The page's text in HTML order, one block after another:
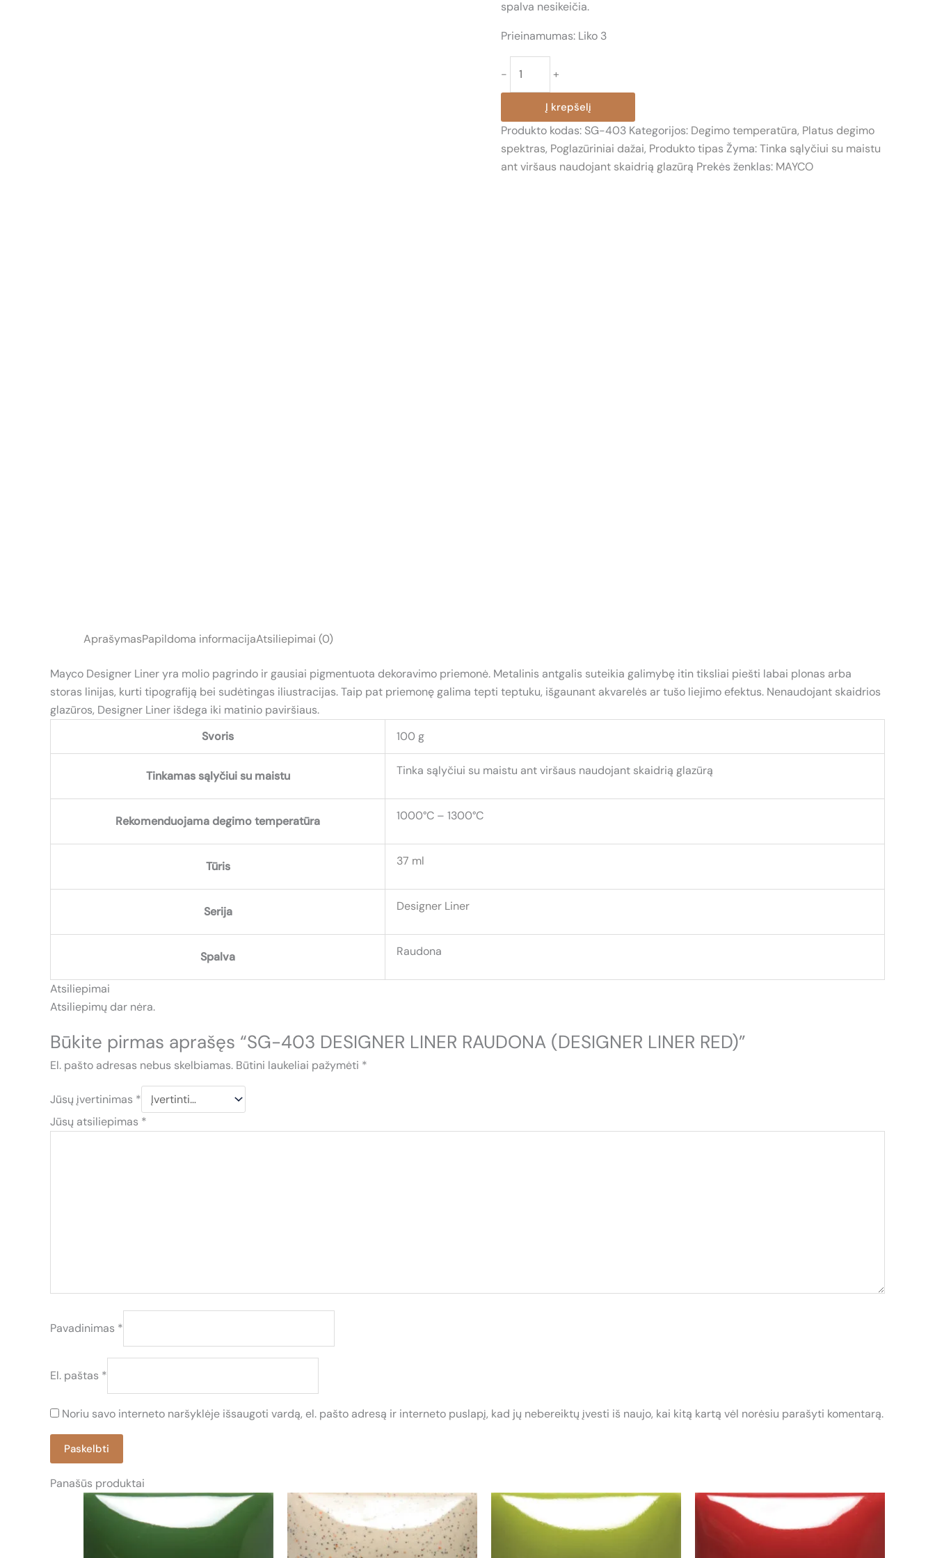
spalva nesikeičia.
Prieinamumas: Liko 3
-
kiekis:
403
DESIGNER
LINER
RAUDONA
+
Į krepšelį
Produkto kodas: SG-403 Kategorijos: Degimo temperatūra, Platus degimo
spektras, Poglazūriniai dažai, Produkto tipas Žyma:Tinka sąlyčiui su maistu
ant viršaus naudojant skaidrią glazūrą Prekės ženklas: MAYCO
AprašymasPapildoma informacijaAtsiliepimai (0)
Mayco Designer Liner yra molio pagrindo ir gausiai pigmentuota dekoravimo priemonė. Metalinis antgalis suteikia galimybę itin tiksliai piešti labai plonas arba
storas linijas, kurti tipografiją bei sudėtingas iliustracijas. Taip pat priemonę galima tepti teptuku, išgaunant akvarelės ar tušo liejimo efektus. Nenaudojant skaidrios
glazūros, Designer Liner išdega iki matinio paviršiaus.
Svoris
100 g
Tinkamas sąlyčiui su maistu Tinka sąlyčiui su maistu ant viršaus naudojant skaidrią glazūrą
Rekomenduojama degimo temperatūra 1000°C – 1300°C
Tūris 37 ml
Serija Designer Liner
Spalva Raudona
Atsiliepimai
Atsiliepimų dar nėra.
Būkite pirmas aprašęs “SG-403 DESIGNER LINER RAUDONA (DESIGNER LINER RED)”
El. pašto adresas nebus skelbiamas. Būtini laukeliai pažymėti *
Jūsų įvertinimas *
Jūsų atsiliepimas *
Pavadinimas *
El. paštas *
Noriu savo interneto naršyklėje išsaugoti vardą, el. pašto adresą ir interneto puslapį, kad jų nebereiktų įvesti iš naujo, kai kitą kartą vėl norėsiu parašyti komentarą.
Panašūs produktai